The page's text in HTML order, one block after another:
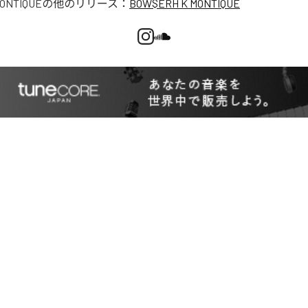
の他のリリース： BOW$ERH K MONTIQUE